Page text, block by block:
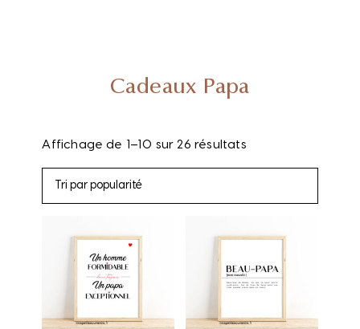
Cadeaux Papa
Affichage de 1–10 sur 26 résultats